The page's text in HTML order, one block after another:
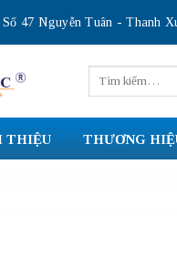
47 Nguyễn Tuân - Thanh
kiếm:
THIỆU THƯƠNG